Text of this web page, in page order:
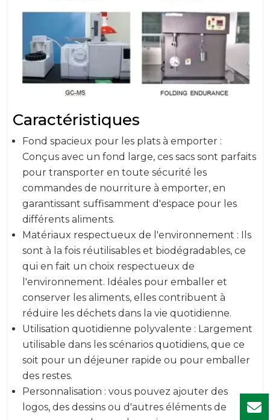
Caractéristiques
Fond spacieux pour les plats à emporter :
Conçus avec un fond large, ces sacs sont parfaits
pour transporter en toute sécurité les
commandes de nourriture à emporter, en
garantissant suffisamment d'espace pour les
différents aliments.
Matériaux respectueux de l'environnement : Ils
sont à la fois réutilisables et biodégradables, ce
qui en fait un choix respectueux de
l'environnement. Idéales pour emballer et
conserver les aliments, elles contribuent à
réduire les déchets dans la vie quotidienne.
Utilisation quotidienne polyvalente : Largement
utilisable dans les scénarios quotidiens, que ce
soit pour un déjeuner rapide ou pour emballer
des restes.
Personnalisation : vous pouvez ajouter des
logos, des dessins ou d'autres éléments de